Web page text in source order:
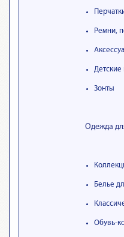
Ремни,
Детские
Зонты
Одежда
Белье
Обувь-